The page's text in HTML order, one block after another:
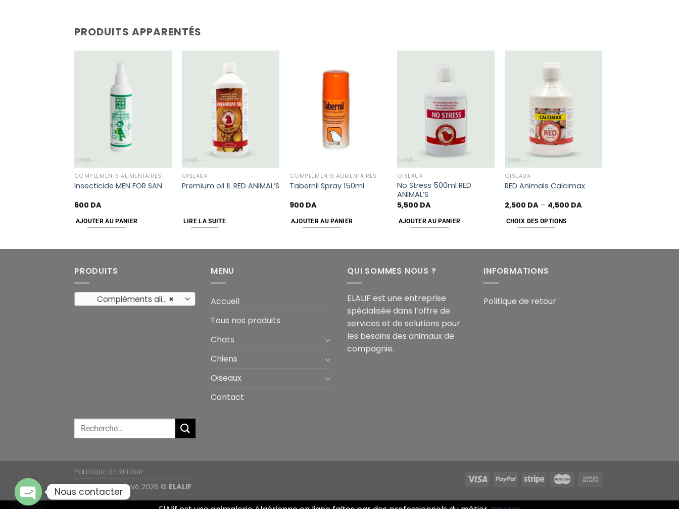
PRODUITS APPARENTÉS
COMPLÉMENTS ALIMENTAIRES
Insecticide MEN FOR SAN
600 DA
AJOUTER AU PANIER
OISEAUX
Premium oil 1L RED ANIMAL’S
LIRE LA SUITE
COMPLÉMENTS ALIMENTAIRES
Tabernil Spray 150ml
900 DA
AJOUTER AU PANIER
OISEAUX
No Stress 500ml RED
ANIMAL’S
5,500 DA
AJOUTER AU PANIER
OISEAUX
RED Animals Calcimax
2,500 DA– 4,500 DA
CHOIX DES OPTIONS
PRODUITS
×
Compléments alimentaires
MENU
Accueil
Tous nos produits
Chats
Chiens
Oiseaux
Contact
QUI SOMMES NOUS ?
ELALIF est une entreprise
spécialisée dans l’offre de
services et de solutions pour
les besoins des animaux de
compagnie.
INFORMATIONS
Politique de retour
POLITIQUE DE RETOUR
Tout droit réservé 2026 © ELALIF
Nous contacter